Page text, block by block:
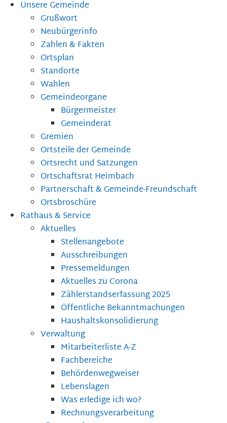
Unsere Gemeinde
Grußwort
Neubürgerinfo
Zahlen & Fakten
Ortsplan
Standorte
Wahlen
Gemeindeorgane
Bürgermeister
Gemeinderat
Gremien
Ortsteile der Gemeinde
Ortsrecht und Satzungen
Ortschaftsrat Heimbach
Partnerschaft & Gemeinde-Freundschaft
Ortsbroschüre
Rathaus & Service
Aktuelles
Stellenangebote
Ausschreibungen
Pressemeldungen
Aktuelles zu Corona
Zählerstandserfassung 2025
Öffentliche Bekanntmachungen
Haushaltskonsolidierung
Verwaltung
Mitarbeiterliste A-Z
Fachbereiche
Behördenwegweiser
Lebenslagen
Was erledige ich wo?
Rechnungsverarbeitung